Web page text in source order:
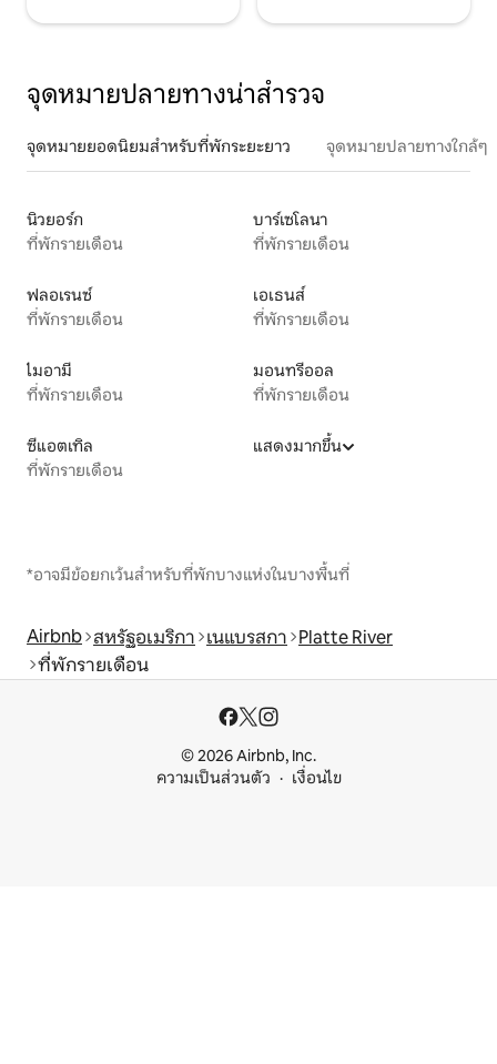
จุดหมายปลายทางน่าสำรวจ
จุดหมายยอดนิยมสำหรับที่พักระยะยาว จุดหมายปลายทางใกล้ๆ
นิวยอร์ก
ที่พักรายเดือน
บาร์เซโลนา
ที่พักรายเดือน
ฟลอเรนซ์
ที่พักรายเดือน
เอเธนส์
ที่พักรายเดือน
ไมอามี
ที่พักรายเดือน
มอนทรีออล
ที่พักรายเดือน
ซีแอตเทิล
ที่พักรายเดือน
แสดงมากขึ้น
*อาจมีข้อยกเว้นสำหรับที่พักบางแห่งในบางพื้นที่
Airbnb สหรัฐอเมริกา เนแบรสกา Platte River
ที่พักรายเดือน
© 2026 Airbnb, Inc.
ความเป็นส่วนตัว
เงื่อนไข